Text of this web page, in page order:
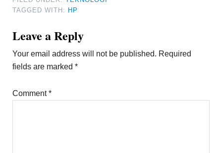
TAGGED WITH: HP
Reader
Interactions
Leave a Reply
Your email address will not be published. Required
fields are marked*
Comment*